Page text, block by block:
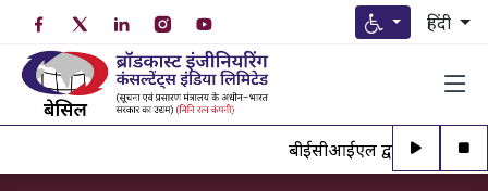
हिंदी
बीईसीआईएल द्वारा अधिकृत